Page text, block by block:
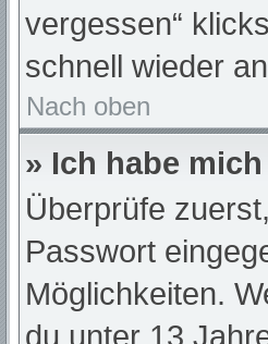
vergessen“
schnell wieder
Nach oben
» Ich habe
Überprüfe
Passwort
Möglichkeiten.
du unter 13